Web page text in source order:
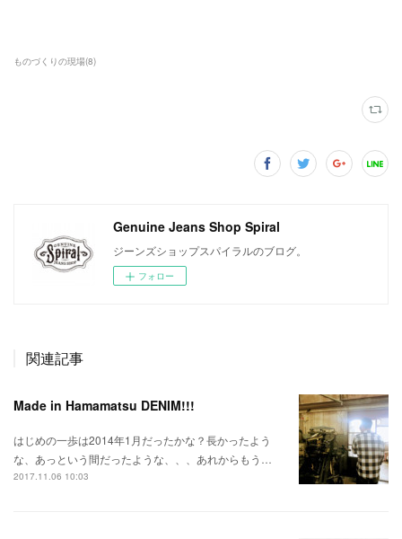
ものづくりの現場(8)
Genuine Jeans Shop Spiral
ジーンズショップスパイラルのブログ。
フォロー
関連記事
Made in Hamamatsu DENIM!!!
はじめの一歩は2014年1月だったかな？長かったよう
な、あっという間だったような、、、あれからもう…
2017.11.06 10:03